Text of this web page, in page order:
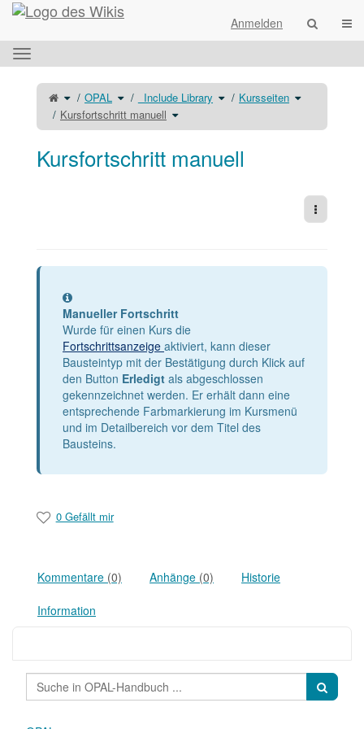
Startseite
Anmelden
Das
horizontale
Menü
umschalten.
Schalte
denübergeordneten
Baum
von
Kursfortschritt
manuell
um.
OPAL Schalte
denVerzeichnisbaum
unter
OPAL
um.
_Include Library Schalte
denVerzeichnisbaum
um.
Kursseiten Schalte
den
Kursfortschritt manuell Schalte
den
unter
Kursfortschritt
Kursfortschritt manuell
Weitere
Information
Manueller Fortschritt
Wurde für einen Kurs die
Fortschrittsanzeige aktiviert, kann dieser
Bausteintyp mit der Bestätigung durch Klick auf
den Button Erledigt als abgeschlossen
gekennzeichnet werden. Er erhält dann eine
entsprechende Farbmarkierung im Kursmenü
und im Detailbereich vor dem Titel des
Bausteins.
0 Gefällt mir
Kommentare (0) Anhänge (0) Historie
Information